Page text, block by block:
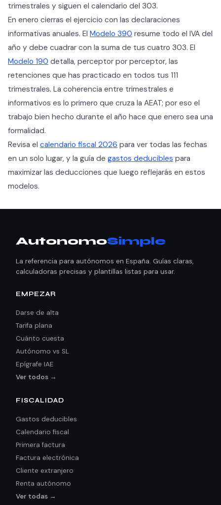
trimestrales y siguen el calendario del 303.
En enero cierras el ejercicio con las declaraciones
informativas anuales. El Modelo 390 resume todo el IVA del
año y debe cuadrar con la suma de tus cuatro 303. El
Modelo 190 detalla, perceptor por perceptor, las
retenciones que has practicado en todos tus 111
trimestrales. La coherencia entre trimestrales e
informativos es lo primero que cruza la AEAT; por eso el
trabajo bien hecho durante el año hace que enero sea una
formalidad.
Revisa el calendario fiscal 2026 para ver todas las fechas
en un solo lugar, y la guía de gastos deducibles para
maximizar las deducciones que luego reflejarás en estos
modelos.
AutonomoSimple
La referencia para autónomos en España. Guías claras,
calculadoras precisas y plantillas listas para usar.
EMPEZAR
Darse de alta
Tarifa plana
Cuánto cuesta
Autónomo vs SL
Epígrafe IAE
Ver todos →
FISCALIDAD
Gastos deducibles
Calendario fiscal
Primera factura
Factura electrónica
Cliente extranjero
Renta autónomo
Ver todas →